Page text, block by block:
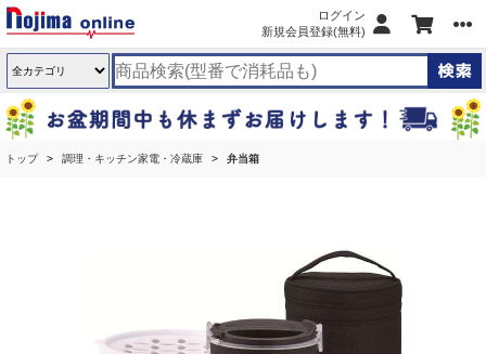
ログイン
新規会員登録(無料)
トップ 調理・キッチン家電・冷蔵庫 弁当箱